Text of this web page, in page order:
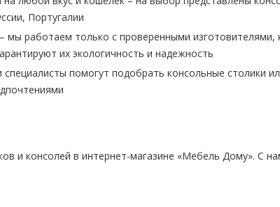
Португалии
мы работаем только с проверенными
их экологичность и надежность
помогут подобрать консольные столики
и консолей в интернет-магазине «Мебель Дому». С